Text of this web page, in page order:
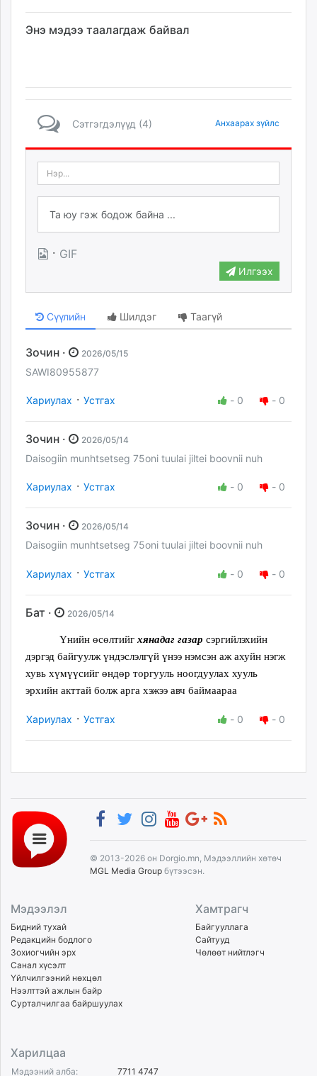
Энэ мэдээ таалагдаж байвал
Сэтгэгдэлүүд (4) Анхаарах зүйлс
· GIF
Илгээх
Сүүлийн Шилдэг Таагүй
Зочин · 2026/05/15
SAWI80955877
Хариулах · Устгах - 0 - 0
Зочин · 2026/05/14
Daisogiin munhtsetseg 75oni tuulai jiltei boovnii nuh
Хариулах · Устгах - 0 - 0
Зочин · 2026/05/14
Daisogiin munhtsetseg 75oni tuulai jiltei boovnii nuh
Хариулах · Устгах - 0 - 0
Бат · 2026/05/14
Үнийн өсөлтийг хянадаг газар сэргийлэхийн
дэргэд байгуулж үндэслэлгүй үнээ нэмсэн аж ахуйн нэгж
хувь хүмүүсийг өндөр торгууль ноогдуулах хууль
эрхийн акттай болж арга хэжээ авч баймаараа
Хариулах · Устгах - 0 - 0
© 2013-2026 он Dorgio.mn, Мэдээллийн хөтөч
MGL Media Group бүтээсэн.
Мэдээлэл
Бидний тухай
Редакцийн бодлого
Зохиогчийн эрх
Санал хүсэлт
Үйлчилгээний нөхцөл
Нээлттэй ажлын байр
Сурталчилгаа байршуулах
Хамтрагч
Байгууллага
Сайтууд
Чөлөөт нийтлэгч
Харилцаа
Мэдээний алба: 7711 4747